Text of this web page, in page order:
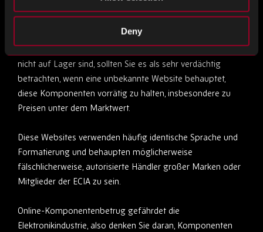
Deny
Die Komponentenknappheit, mit der wir derzeit konfrontiert
sind, ist branchenweit. Wenn vertrauenswürdige Lieferanten
nicht auf Lager sind, sollten Sie es als sehr verdächtig
betrachten, wenn eine unbekannte Website behauptet,
diese Komponenten vorrätig zu halten, insbesondere zu
Preisen unter dem Marktwert.
Diese Websites verwenden häufig identische Sprache und
Formatierung und behaupten möglicherweise
fälschlicherweise, autorisierte Händler großer Marken oder
Mitglieder der ECIA zu sein.
Online-Komponentenbetrug gefährdet die
Elektronikindustrie, also denken Sie daran, Komponenten